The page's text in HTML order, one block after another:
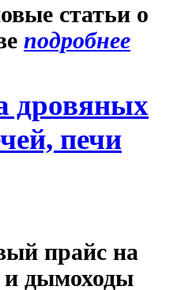
статьи о
подробнее
прайс на
и дымоходы